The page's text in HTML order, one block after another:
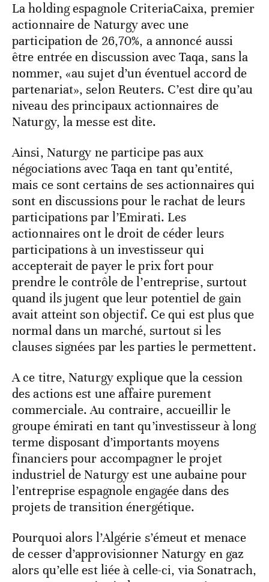
La holding espagnole CriteriaCaixa, premier
actionnaire de Naturgy avec une
participation de 26,70%, a annoncé aussi
être entrée en discussion avec Taqa, sans la
nommer, «au sujet d’un éventuel accord de
partenariat», selon Reuters. C’est dire qu’au
niveau des principaux actionnaires de
Naturgy, la messe est dite.
Ainsi, Naturgy ne participe pas aux
négociations avec Taqa en tant qu’entité,
mais ce sont certains de ses actionnaires qui
sont en discussions pour le rachat de leurs
participations par l’Emirati. Les
actionnaires ont le droit de céder leurs
participations à un investisseur qui
accepterait de payer le prix fort pour
prendre le contrôle de l’entreprise, surtout
quand ils jugent que leur potentiel de gain
avait atteint son objectif. Ce qui est plus que
normal dans un marché, surtout si les
clauses signées par les parties le permettent.
A ce titre, Naturgy explique que la cession
des actions est une affaire purement
commerciale. Au contraire, accueillir le
groupe émirati en tant qu’investisseur à long
terme disposant d’importants moyens
financiers pour accompagner le projet
industriel de Naturgy est une aubaine pour
l’entreprise espagnole engagée dans des
projets de transition énergétique.
Pourquoi alors l’Algérie s’émeut et menace
de cesser d’approvisionner Naturgy en gaz
alors qu’elle est liée à celle-ci, via Sonatrach,